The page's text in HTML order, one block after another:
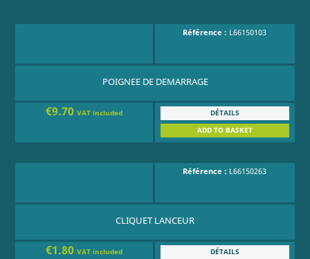
Référence : L66150103
POIGNEE DE DEMARRAGE
€9.70VAT included
DÉTAILS
ADD TO BASKET
Référence : L66150263
CLIQUET LANCEUR
€1.80VAT included
DÉTAILS